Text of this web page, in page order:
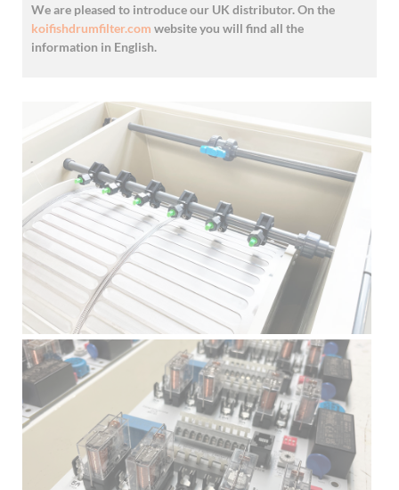
We are pleased to introduce our UK distributor. On the
koifishdrumfilter.com website you will find all the
information in English.